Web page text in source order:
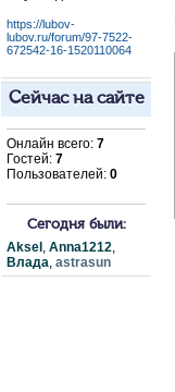
https://lubov-
lubov.ru/forum/97-7522-
672542-16-1520110064
Сейчас на сайте
Онлайн всего: 7
Гостей: 7
Пользователей: 0
Сегодня были:
Aksel , Anna1212,
Влада, astrasun